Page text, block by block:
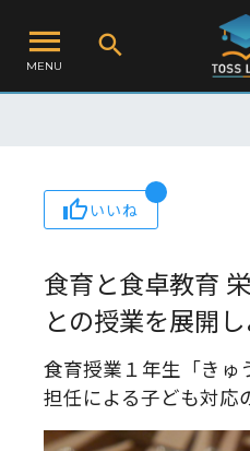
MENU
いいね
食育と食卓教育
との授業を展開し
食育授業１年生「きゅ
担任による子ども対応